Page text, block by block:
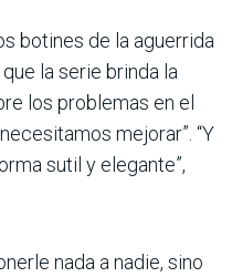
botines de la aguerrida
la serie brinda la
los problemas en el
mejorar”. “Y
sutil y elegante”,
nada a nadie, sino